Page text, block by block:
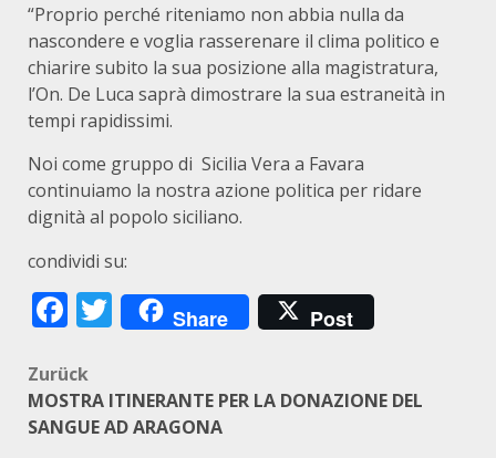
“Proprio perché riteniamo non abbia nulla da
nascondere e voglia rasserenare il clima politico e
chiarire subito la sua posizione alla magistratura,
l’On. De Luca saprà dimostrare la sua estraneità in
tempi rapidissimi.
Noi come gruppo di Sicilia Vera a Favara
continuiamo la nostra azione politica per ridare
dignità al popolo siciliano.
condividi su:
Facebook
Twitter
Share Post
Beitragsnavigation
Zurück
MOSTRA ITINERANTE PER LA DONAZIONE DEL
SANGUE AD ARAGONA